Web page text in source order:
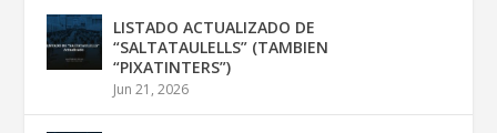
LISTADO ACTUALIZADO DE
“SALTATAULELLS” (TAMBIEN
“PIXATINTERS”)
Jun 21, 2026